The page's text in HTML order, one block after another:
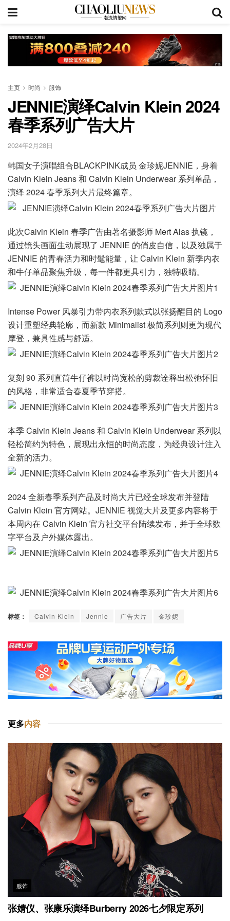
主页 时尚 服饰
JENNIE演绎Calvin Klein 2024
春季系列广告大片
2024年2月28日
韩国女子演唱组合BLACKPINK成员 金珍妮JENNIE，身着
Calvin Klein Jeans 和 Calvin Klein Underwear 系列单品，
演绎 2024 春季系列大片最终篇章。
此次Calvin Klein 春季广告由著名摄影师 Mert Alas 执镜，
通过镜头画面生动展现了 JENNIE 的俏皮自信，以及独属于
JENNIE 的青春活力和时髦能量，让 Calvin Klein 新季内衣
和牛仔单品聚焦升级，每一件都更具引力，独特吸睛。
Intense Power 风暴引力带内衣系列款式以张扬醒目的 Logo
设计重塑经典轮廓，而新款 Minimalist 极简系列则更为现代
摩登，兼具性感与舒适。
复刻 90 系列直筒牛仔裤以时尚宽松的剪裁诠释出松弛怀旧
的风格，非常适合春夏季节穿搭。
本季 Calvin Klein Jeans 和 Calvin Klein Underwear 系列以
轻松简约为特色，展现出永恒的时尚态度，为经典设计注入
全新的活力。
2024 全新春季系列产品及时尚大片已经全球发布并登陆
Calvin Klein 官方网站。JENNIE 视觉大片及更多内容将于
本周内在 Calvin Klein 官方社交平台陆续发布，并于全球数
字平台及户外媒体露出。
标签： Calvin Klein Jennie 广告大片 金珍妮
更多内容
服饰
张婧仪、张康乐演绎Burberry 2026七夕限定系列